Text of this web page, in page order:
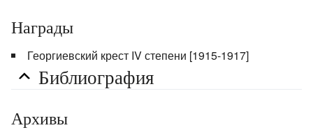
Награды
Георгиевский крест IV степени [1915-1917]
Библиография
Архивы